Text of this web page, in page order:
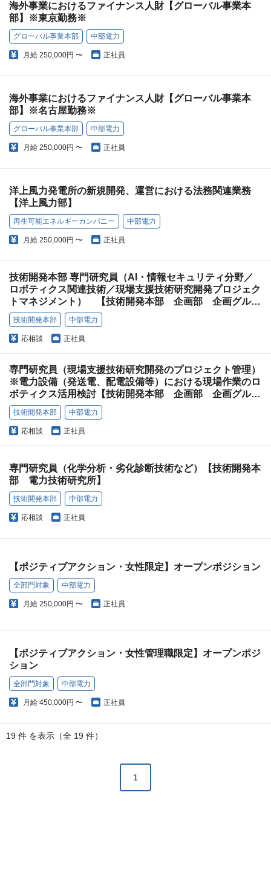
海外事業におけるファイナンス人財【グローバル事業本
部】※東京勤務※
グローバル事業本部 中部電力
月給 250,000円 〜 正社員
海外事業におけるファイナンス人財【グローバル事業本
部】※名古屋勤務※
グローバル事業本部 中部電力
月給 250,000円 〜 正社員
洋上風力発電所の新規開発、運営における法務関連業務
【洋上風力部】
再生可能エネルギーカンパニー 中部電力
月給 250,000円 〜 正社員
技術開発本部 専門研究員（AI・情報セキュリティ分野／
ロボティクス関連技術／現場支援技術研究開発プロジェク
トマネジメント） 【技術開発本部 企画部 企画グルー
プ】
技術開発本部 中部電力
応相談 正社員
専門研究員（現場支援技術研究開発のプロジェクト管理）
※電力設備（発送電、配電設備等）における現場作業のロ
ボティクス活用検討【技術開発本部 企画部 企画グルー
プ】
技術開発本部 中部電力
応相談 正社員
専門研究員（化学分析・劣化診断技術など）【技術開発本
部 電力技術研究所】
技術開発本部 中部電力
応相談 正社員
【ポジティブアクション・女性限定】オープンポジション
全部門対象 中部電力
月給 250,000円 〜 正社員
【ポジティブアクション・女性管理職限定】オープンポジ
ション
全部門対象 中部電力
月給 450,000円 〜 正社員
19 件 を表示（全 19 件）
1